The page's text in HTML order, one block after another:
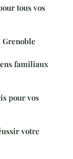
tous vos
Grenoble
familiaux
pour vos
votre